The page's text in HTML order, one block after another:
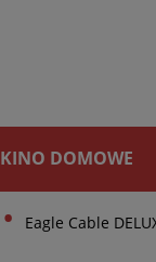
KINO DOMOWE
• Eagle Cable